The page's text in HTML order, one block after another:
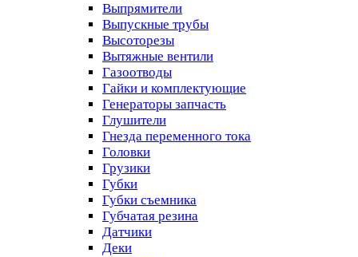
Выпрямители
Выпускные трубы
Высоторезы
Вытяжные вентили
Газоотводы
Гайки и комплектующие
Генераторы запчасть
Глушители
Гнезда переменного тока
Головки
Грузики
Губки
Губки съемника
Губчатая резина
Датчики
Деки